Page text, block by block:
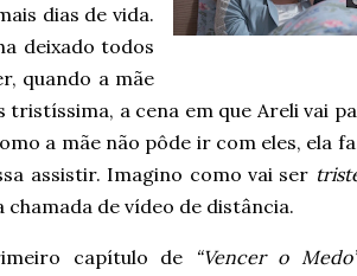
dias de vida.
deixado todos
quando a mãe
tristíssima, a cena em que Areli vai
a mãe não pôde ir com eles, ela
assistir. Imagino como vai ser
de vídeo de distância.
capítulo de “Vencer o